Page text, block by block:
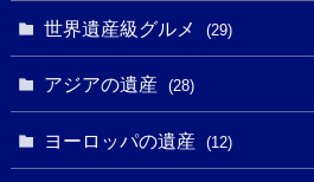
(18)
(3) (2)
(5)
(1)
(5)
(5)
(19)
(8)
世界遺産級グルメ (29)
アジアの遺産 (28)
(1)
ヨーロッパの遺産 (12)